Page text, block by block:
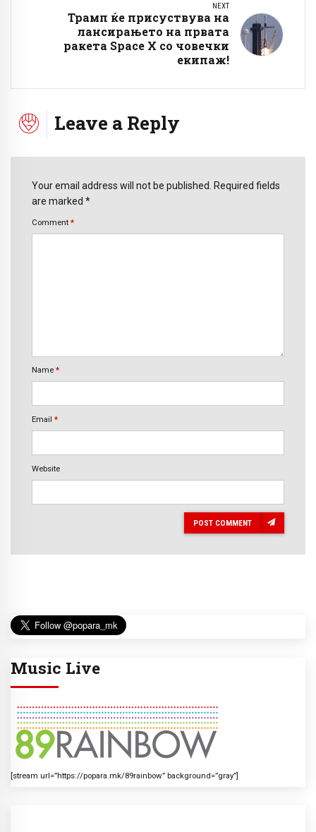
NEXT
Трамп ќе присуствува на
лансирањето на првата
ракета Space X со човечки
екипаж!
Leave a Reply
Your email address will not be published. Required fields
are marked *
Comment *
Name *
Email *
Website
POST COMMENT
Music Live
[stream url=”https://popara.mk/89rainbow” background=”gray”]